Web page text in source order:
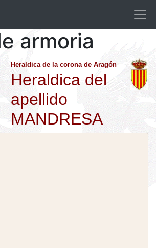
armoria
Heraldica de la corona de Aragón
Heraldica del
apellido
MANDRESA